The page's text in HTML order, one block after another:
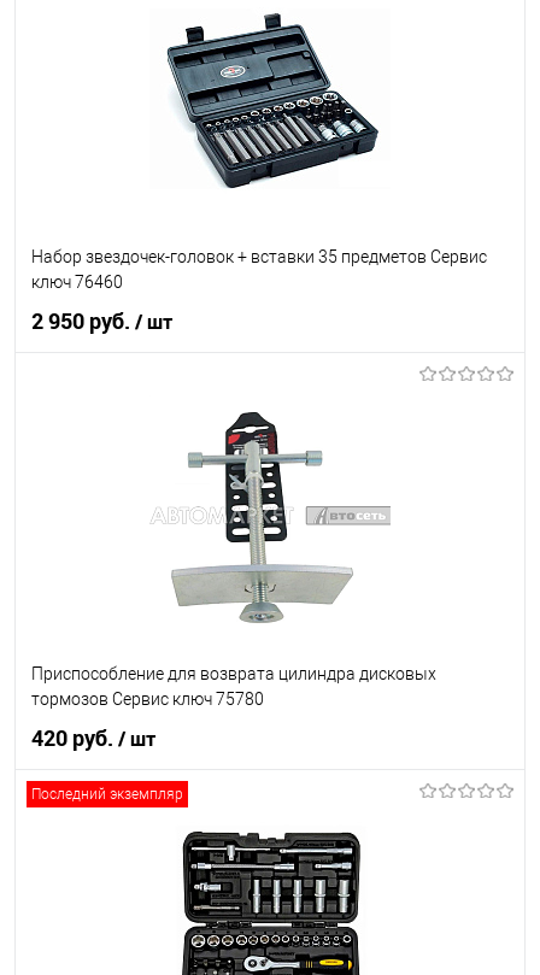
Набор звездочек-головок + вставки 35 предметов Сервис
ключ 76460
2 950 руб. / шт
Приспособление для возврата цилиндра дисковых
тормозов Сервис ключ 75780
420 руб. / шт
В наличии
Последний экземпляр